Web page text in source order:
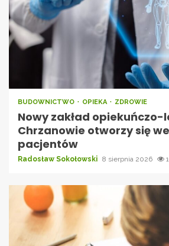
BUDOWNICTWO OPIEKA ZDROWIE
Nowy zakład opiekuńczo-
Chrzanowie otworzy się
pacjentów
Radosław Sokołowski 8 sierpnia 2026